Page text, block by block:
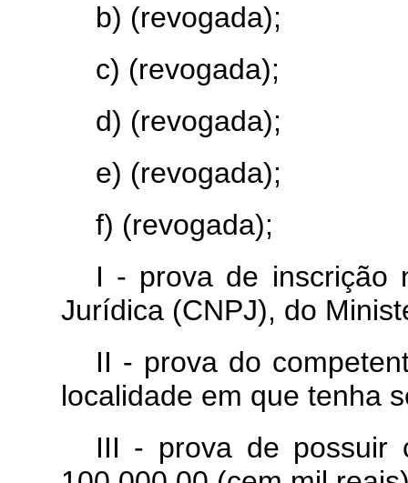
b) (revogada);
c) (revogada);
d) (revogada);
e) (revogada);
f) (revogada);
I - prova de inscrição
Jurídica (CNPJ), do
II - prova do
localidade em que tenha
III - prova de possuir